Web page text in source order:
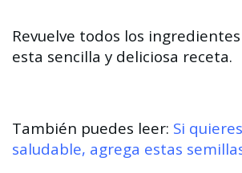
Revuelve todos los
esta sencilla y deliciosa receta.
También puedes leer: Si
saludable, agrega estas